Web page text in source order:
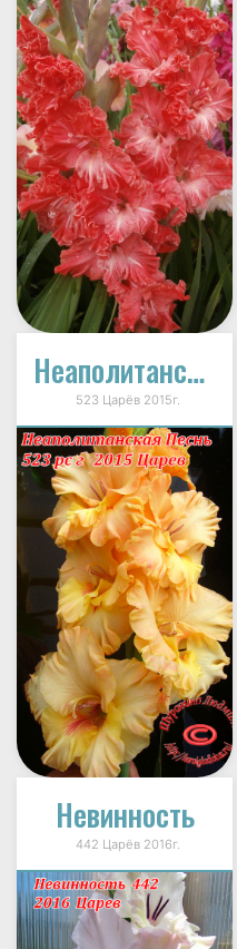
Неаполитанская Песнь
523 Царёв 2015г.
Невинность
442 Царёв 2016г.